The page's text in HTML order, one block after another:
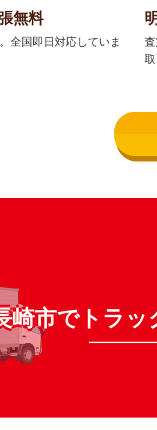
無料
全国即日対応していま
崎市でトラッ